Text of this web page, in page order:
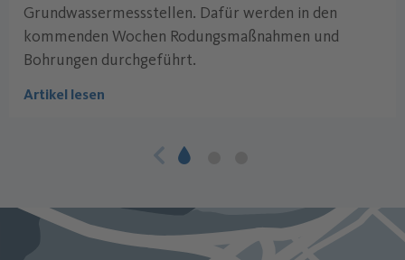
Grundwassermessstellen. Dafür werden in den
kommenden Wochen Rodungsmaßnahmen und
Bohrungen durchgeführt.
Artikel lesen